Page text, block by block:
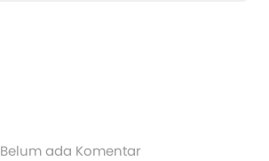
Belum ada Komentar